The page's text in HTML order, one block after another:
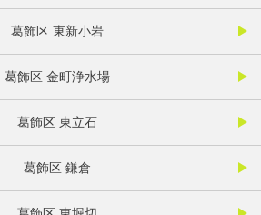
葛飾区 東新小岩
葛飾区 金町浄水場
葛飾区 東立石
葛飾区 鎌倉